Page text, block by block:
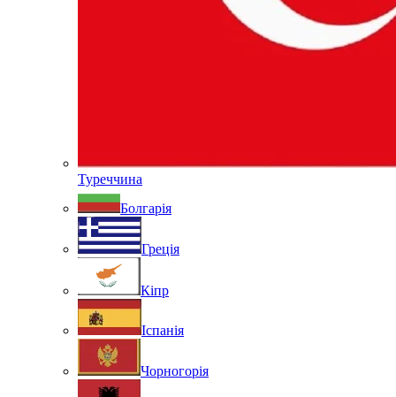
Туреччина
Болгарія
Греція
Кіпр
Іспанія
Чорногорія